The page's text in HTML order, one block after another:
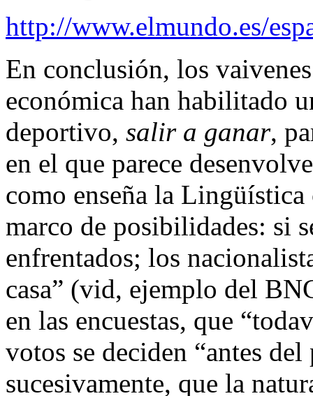
http://www.elmundo.es/
En conclusión, los
económica han habilitado
deportivo, salir a ganar,
en el que parece
como enseña la
marco de posibilidades: si
enfrentados; los
casa” (vid, ejemplo del
en las encuestas, que
votos se deciden “antes
sucesivamente, que la